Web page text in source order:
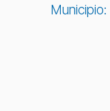
Municipio: